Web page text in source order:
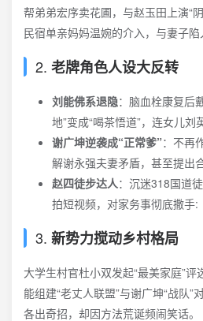
帮弟弟宏序卖花圃，与赵玉田上演“
民宿单亲妈妈温婉的介入，与妻子
2. 老牌角色人设大反转
刘能佛系退隐：脑血栓康复后
地”变成“喝茶悟道”，连女儿刘
谢广坤逆袭成“正常爹”：不再
解谢永强夫妻矛盾，甚至提出
赵四徒步达人：沉迷318国道
拍短视频，对家务事彻底撒手:
3. 新势力搅动乡村格局
大学生村官杜小双发起“最美家庭”
能组建“老丈人联盟”与谢广坤“战队”
各出奇招，却因方法荒诞频闹笑话。